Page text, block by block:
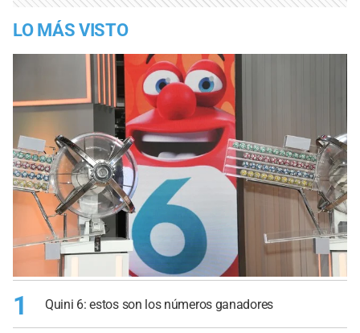
LO MÁS VISTO
1 Quini 6: estos son los números ganadores